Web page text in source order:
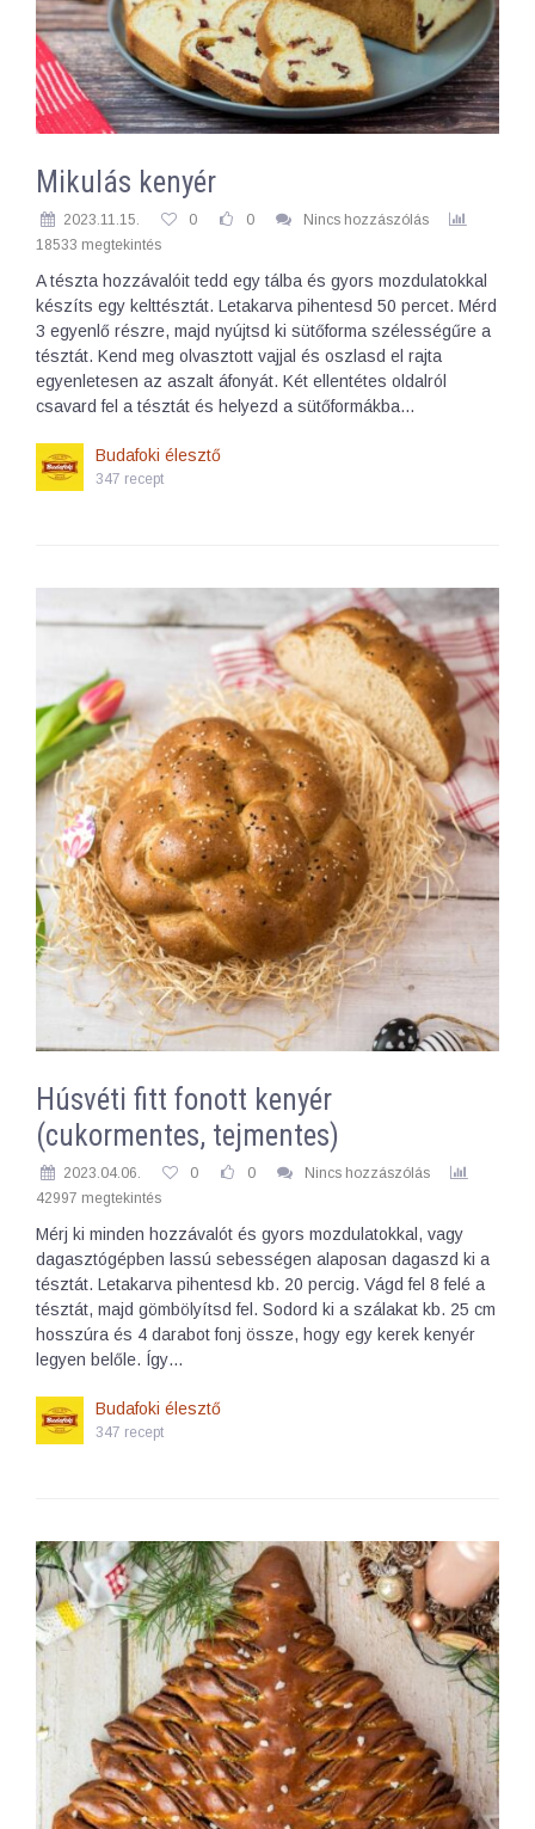
Mikulás kenyér
2023.11.15. 0 0
Nincs hozzászólás
18533 megtekintés
A tészta hozzávalóit tedd egy tálba és gyors mozdulatokkal
készíts egy kelttésztát. Letakarva pihentesd 50 percet. Mérd
3 egyenlő részre, majd nyújtsd ki sütőforma szélességűre a
tésztát. Kend meg olvasztott vajjal és oszlasd el rajta
egyenletesen az aszalt áfonyát. Két ellentétes oldalról
csavard fel a tésztát és helyezd a sütőformákba…
Budafoki élesztő
347 recept
Húsvéti fitt fonott kenyér
(cukormentes, tejmentes)
2023.04.06. 0 0
Nincs hozzászólás
42997 megtekintés
Mérj ki minden hozzávalót és gyors mozdulatokkal, vagy
dagasztógépben lassú sebességen alaposan dagaszd ki a
tésztát. Letakarva pihentesd kb. 20 percig. Vágd fel 8 felé a
tésztát, majd gömbölyítsd fel. Sodord ki a szálakat kb. 25 cm
hosszúra és 4 darabot fonj össze, hogy egy kerek kenyér
legyen belőle. Így…
Budafoki élesztő
347 recept